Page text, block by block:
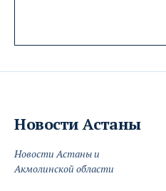
Новости Астаны
Новости Астаны и
Акмолинской области